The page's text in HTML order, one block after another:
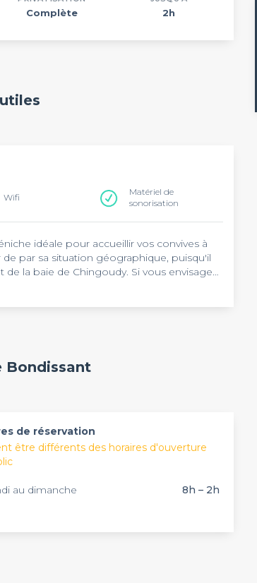
Complète 2h
Wifi
Matériel de
sonorisation
idéale pour accueillir vos convives à
par sa situation géographique, puisqu'il
la baie de Chingoudy. Si vous envisagez
artistique ou une soirée d'entreprise, la
pour votre entreprise, notre site
Bondissant
de réservation
être différents des horaires d'ouverture
au dimanche 8h – 2h